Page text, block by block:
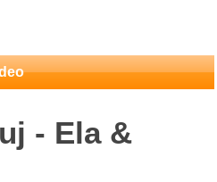
- Ela &